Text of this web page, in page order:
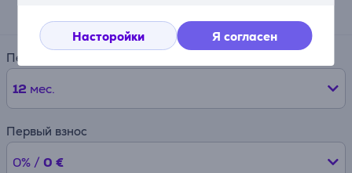
Насторойки Я согласен
Период
12 мес.
Первый взнос
0% / 0 €